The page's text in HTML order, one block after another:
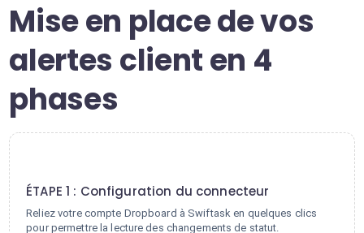
Mise en place de vos
alertes client en 4
phases
ÉTAPE 1 : Configuration du connecteur
Reliez votre compte Dropboard à Swiftask en quelques clics
pour permettre la lecture des changements de statut.